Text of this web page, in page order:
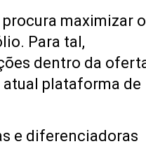
maximizar o
Para tal,
dentro da
plataforma de
e diferenciadoras